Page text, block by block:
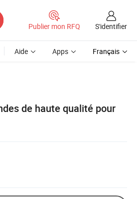
Publier mon RFQ S'identifier
Aide Apps Français
de haute qualité pour